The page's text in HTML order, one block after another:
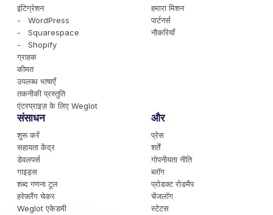
इंटिग्रेशन
- WordPress
- Squarespace
- Shopify
ग्राहक
कीमत
उपलब्ध भाषाएँ
तकनीकी प्रस्तुति
एंटरप्राइज़ के लिए Weglot
हमारा मिशन
पार्टनर्स
नौकरियाँ
संसाधन
शुरू करें
सहायता केंद्र
डेवलपर्स
गाइड्स
शब्द गणना टूल
हरेफ़्लैंग चेकर
Weglot एकेडमी
और
प्रेस
शर्तें
गोपनीयता नीति
ब्लॉग
प्रोडक्ट रोडमैप
चेंजलॉग
स्टेटस